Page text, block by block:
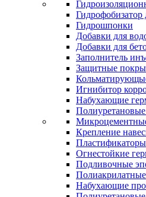
Гидрошпонки
Добавки для
Добавки для
Заполнитель
Защитные
Игнибитор
Набухающие
Крепление
Пластификаторы
Огнестойкие
Подливочные
Набухающие